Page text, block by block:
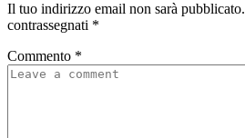
Il tuo indirizzo email non sarà pubblicato.
contrassegnati *
Commento *